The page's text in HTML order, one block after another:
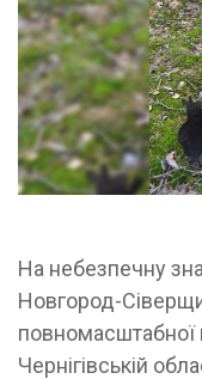
На небезпечну
Новгород-
повномасштабної
Чернігівській